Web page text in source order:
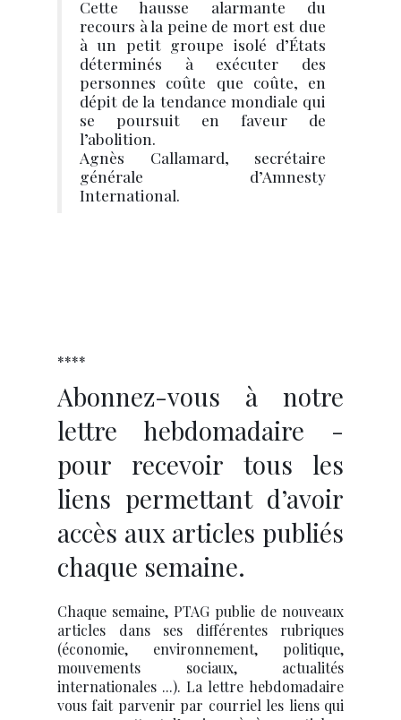
Cette hausse alarmante du
recours à la peine de mort est due
à un petit groupe isolé d’États
déterminés à exécuter des
personnes coûte que coûte, en
dépit de la tendance mondiale qui
se poursuit en faveur de
l’abolition.
Agnès Callamard, secrétaire
générale d’Amnesty
International.
****
Abonnez-vous à notre
lettre hebdomadaire -
pour recevoir tous les
liens permettant d’avoir
accès aux articles publiés
chaque semaine.
Chaque semaine, PTAG publie de nouveaux
articles dans ses différentes rubriques
(économie, environnement, politique,
mouvements sociaux, actualités
internationales ...). La lettre hebdomadaire
vous fait parvenir par courriel les liens qui